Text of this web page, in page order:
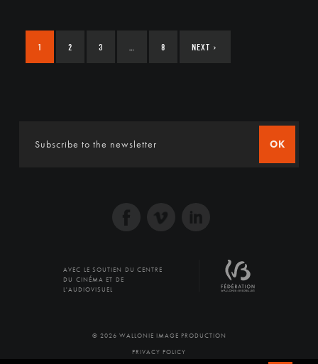
1 2 3 8 NEXT ›
OK
AVEC LE SOUTIEN DU CENTRE
DU CINÉMA ET DE
L'AUDIOVISUEL
© 2026 WALLONIE IMAGE PRODUCTION
PRIVACY POLICY